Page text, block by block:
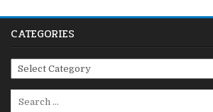
CATEGORIES
Categories